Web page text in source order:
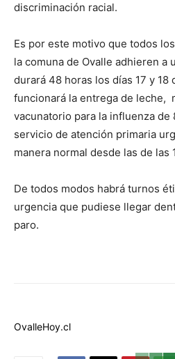
discriminación racial.
Es por este motivo que todos
la comuna de Ovalle adhieren a
durará 48 horas los días 17 y 18
funcionará la entrega de leche,
vacunatorio para la influenza de
servicio de atención primaria
manera normal desde las de las
De todos modos habrá turnos
urgencia que pudiese llegar
paro.
OvalleHoy.cl